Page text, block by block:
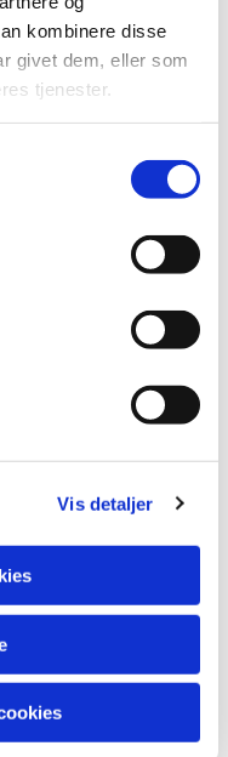
kombinere disse
givet dem, eller som
tjenester.
Vis detaljer
med